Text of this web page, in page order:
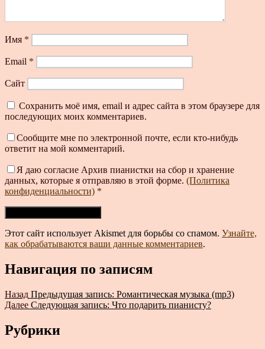
Имя *
Email *
Сайт
Сохранить моё имя, email и адрес сайта в этом браузере для
последующих моих комментариев.
Сообщите мне по электронной почте, если кто-нибудь
ответит на мой комментарий.
Я даю согласие Архив пианистки на сбор и хранение
данных, которые я отправляю в этой форме. (Политика
конфиденциальности) *
Этот сайт использует Akismet для борьбы со спамом. Узнайте,
как обрабатываются ваши данные комментариев.
Навигация по записям
Назад Предыдущая запись: Романтическая музыка (mp3)
Далее Следующая запись: Что подарить пианисту?
Рубрики